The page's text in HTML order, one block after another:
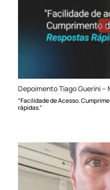
Depoimento Tiago Guerini –
“Facilidade de Acesso.
rápidas.”